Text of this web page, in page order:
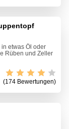
etwas Öl oder
Rüben und Zeller
(174 Bewertungen)